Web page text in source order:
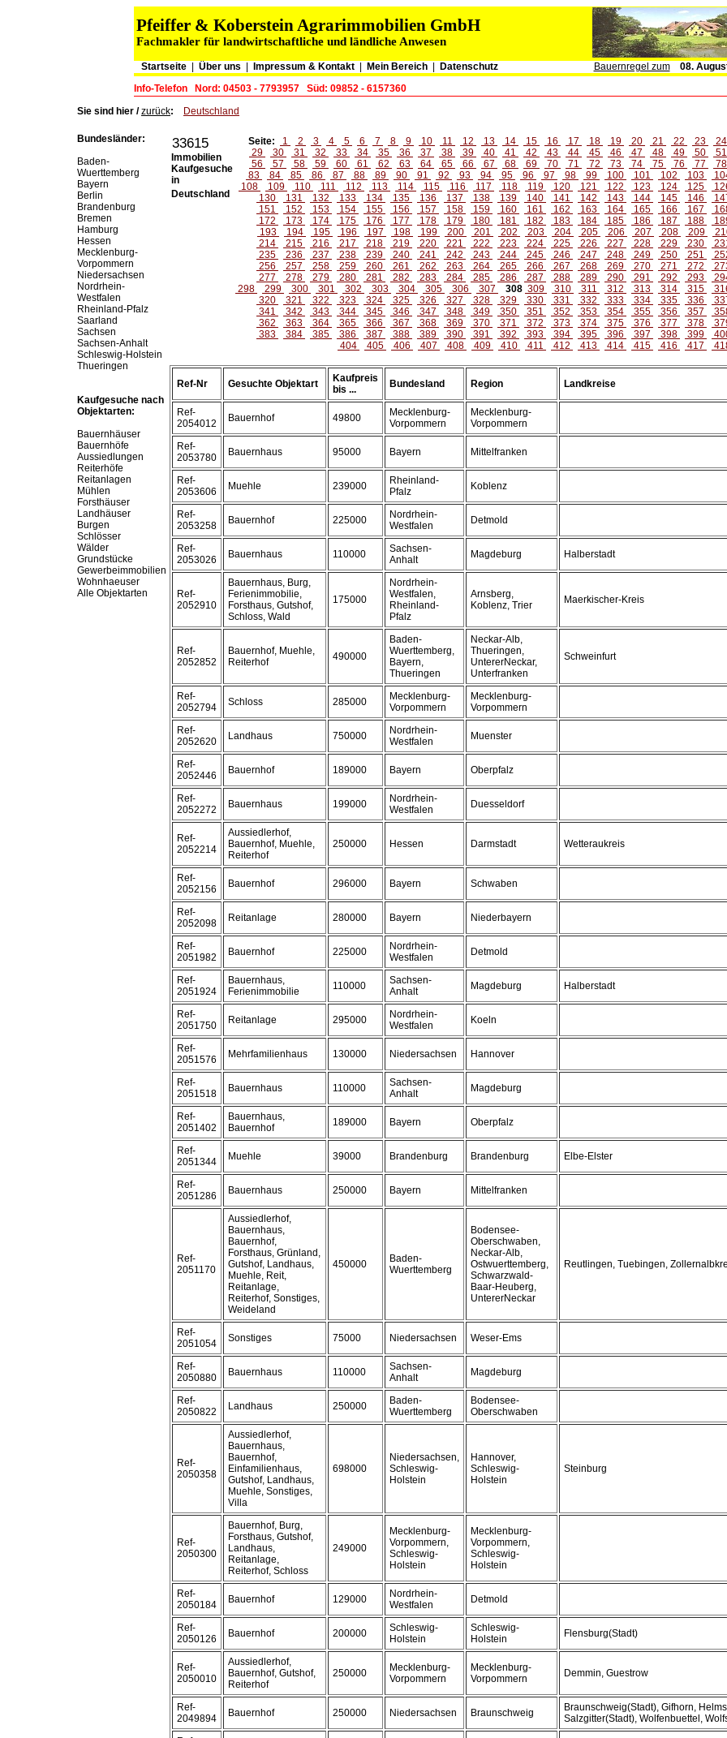
Pfeiffer & Koberstein Agrarimmobilien GmbH
Fachmakler für landwirtschaftliche und ländliche Anwesen
Startseite| Über uns Impressum & Kontakt| Mein Bereich Datenschutz Bauernregel zum
08.
Info-Telefon
Nord: 04503 - 7793957
Süd: 09852 - 6157360
Sie sind hier /zurück: Deutschland
Bundesländer:
Baden-
Wuerttemberg
Bayern
Berlin
Brandenburg
Bremen
Hamburg
Hessen
Mecklenburg-
Vorpommern
Niedersachsen
Nordrhein-
Westfalen
Rheinland-Pfalz
Saarland
Sachsen
Sachsen-Anhalt
Schleswig-Holstein
Thueringen
Kaufgesuche nach
Objektarten:
Bauernhäuser
Bauernhöfe
Aussiedlungen
Reiterhöfe
Reitanlagen
Mühlen
Forsthäuser
Landhäuser
Burgen
Schlösser
Wälder
Grundstücke
Gewerbeimmobilien
Wohnhaeuser
Alle Objektarten
33615
Immobilien
Kaufgesuche
in
Deutschland
Seite: 1 2 3 4 5 6 7 8 9 10 11 12 13 14 15 16 17 18 19 20 21 22 23
29
30 31 32 33 34 35 36 37 38 39 40 41 42 43 44 45 46 47 48 49 50
56
57 58 59 60 61 62 63 64 65 66 67 68 69 70 71 72 73 74 75 76 77
83
84 85 86 87 88 89 90 91 92 93 94 95 96 97 98 99 100 101 102 103
108
109 110 111 112 113 114 115 116 117 118 119 120 121 122 123 124 125
130
131 132 133 134 135 136 137 138 139 140 141 142 143 144 145 146
151
152 153 154 155 156 157 158 159 160 161 162 163 164 165 166 167
172
173 174 175 176 177 178 179 180 181 182 183 184 185 186 187 188
193
194 195 196 197 198 199 200 201 202 203 204 205 206 207 208 209
214
215 216 217 218 219 220 221 222 223 224 225 226 227 228 229 230
235
236 237 238 239 240 241 242 243 244 245 246 247 248 249 250 251
256
257 258 259 260 261 262 263 264 265 266 267 268 269 270 271 272
277
278 279 280 281 282 283 284 285 286 287 288 289 290 291 292 293
298
299 300 301 302 303 304 305 306 307 308 309 310 311 312 313 314 315
320
321 322 323 324 325 326 327 328 329 330 331 332 333 334 335 336
341
342 343 344 345 346 347 348 349 350 351 352 353 354 355 356 357
362
363 364 365 366 367 368 369 370 371 372 373 374 375 376 377 378
383
384 385 386 387 388 389 390 391 392 393 394 395 396 397 398 399
404
405 406 407 408 409 410 411 412 413 414 415 416 417
Ref-Nr Gesuchte Objektart
Kaufpreis
bis ...
Bundesland Region Landkreise
Ref-
2054012
Bauernhof 49800
Mecklenburg-
Vorpommern
Mecklenburg-
Vorpommern
Ref-
2053780
Bauernhaus 95000 Bayern Mittelfranken
Ref-
2053606
Muehle 239000
Rheinland-
Pfalz
Koblenz
Ref-
2053258
Bauernhof 225000
Nordrhein-
Westfalen
Detmold
Ref-
2053026
Bauernhaus 110000
Sachsen-
Anhalt
Magdeburg Halberstadt
Ref-
2052910
Bauernhaus, Burg,
Ferienimmobilie,
Forsthaus, Gutshof,
Schloss, Wald
175000
Nordrhein-
Westfalen,
Rheinland-
Pfalz
Arnsberg,
Koblenz, Trier
Maerkischer-Kreis
Ref-
2052852
Bauernhof, Muehle,
Reiterhof
490000
Baden-
Wuerttemberg,
Bayern,
Thueringen
Neckar-Alb,
Thueringen,
UntererNeckar,
Unterfranken
Schweinfurt
Ref-
2052794
Schloss 285000
Mecklenburg-
Vorpommern
Mecklenburg-
Vorpommern
Ref-
2052620
Landhaus 750000
Nordrhein-
Westfalen
Muenster
Ref-
2052446
Bauernhof 189000 Bayern Oberpfalz
Ref-
2052272
Bauernhaus 199000
Nordrhein-
Westfalen
Duesseldorf
Ref-
2052214
Aussiedlerhof,
Bauernhof, Muehle,
Reiterhof
250000 Hessen Darmstadt Wetteraukreis
Ref-
2052156
Bauernhof 296000 Bayern Schwaben
Ref-
2052098
Reitanlage 280000 Bayern Niederbayern
Ref-
2051982
Bauernhof 225000
Nordrhein-
Westfalen
Detmold
Ref-
2051924
Bauernhaus,
Ferienimmobilie
110000
Sachsen-
Anhalt
Magdeburg Halberstadt
Ref-
2051750
Reitanlage 295000
Nordrhein-
Westfalen
Koeln
Ref-
2051576
Mehrfamilienhaus 130000 Niedersachsen Hannover
Ref-
2051518
Bauernhaus 110000
Sachsen-
Anhalt
Magdeburg
Ref-
2051402
Bauernhaus,
Bauernhof
189000 Bayern Oberpfalz
Ref-
2051344
Muehle 39000 Brandenburg Brandenburg Elbe-Elster
Ref-
2051286
Bauernhaus 250000 Bayern Mittelfranken
Ref-
2051170
Aussiedlerhof,
Bauernhaus,
Bauernhof,
Forsthaus, Grünland,
Gutshof, Landhaus,
Muehle, Reit,
Reitanlage,
Reiterhof, Sonstiges,
Weideland
450000
Baden-
Wuerttemberg
Bodensee-
Oberschwaben,
Neckar-Alb,
Ostwuerttemberg,
Schwarzwald-
Baar-Heuberg,
UntererNeckar
Reutlingen, Tuebingen,
Ref-
2051054
Sonstiges 75000 Niedersachsen Weser-Ems
Ref-
2050880
Bauernhaus 110000
Sachsen-
Anhalt
Magdeburg
Ref-
2050822
Landhaus 250000
Baden-
Wuerttemberg
Bodensee-
Oberschwaben
Ref-
2050358
Aussiedlerhof,
Bauernhaus,
Bauernhof,
Einfamilienhaus,
Gutshof, Landhaus,
Muehle, Sonstiges,
Villa
698000
Niedersachsen,
Schleswig-
Holstein
Hannover,
Schleswig-
Holstein
Steinburg
Ref-
2050300
Bauernhof, Burg,
Forsthaus, Gutshof,
Landhaus,
Reitanlage,
Reiterhof, Schloss
249000
Mecklenburg-
Vorpommern,
Schleswig-
Holstein
Mecklenburg-
Vorpommern,
Schleswig-
Holstein
Ref-
2050184
Bauernhof 129000
Nordrhein-
Westfalen
Detmold
Ref-
2050126
Bauernhof 200000
Schleswig-
Holstein
Schleswig-
Holstein
Flensburg(Stadt)
Ref-
2050010
Aussiedlerhof,
Bauernhof, Gutshof,
Reiterhof
250000
Mecklenburg-
Vorpommern
Mecklenburg-
Vorpommern
Demmin, Guestrow
Ref-
2049894
Bauernhof 250000 Niedersachsen Braunschweig
Braunschweig(Stadt), Gifhorn,
Salzgitter(Stadt), Wolfenbuettel,